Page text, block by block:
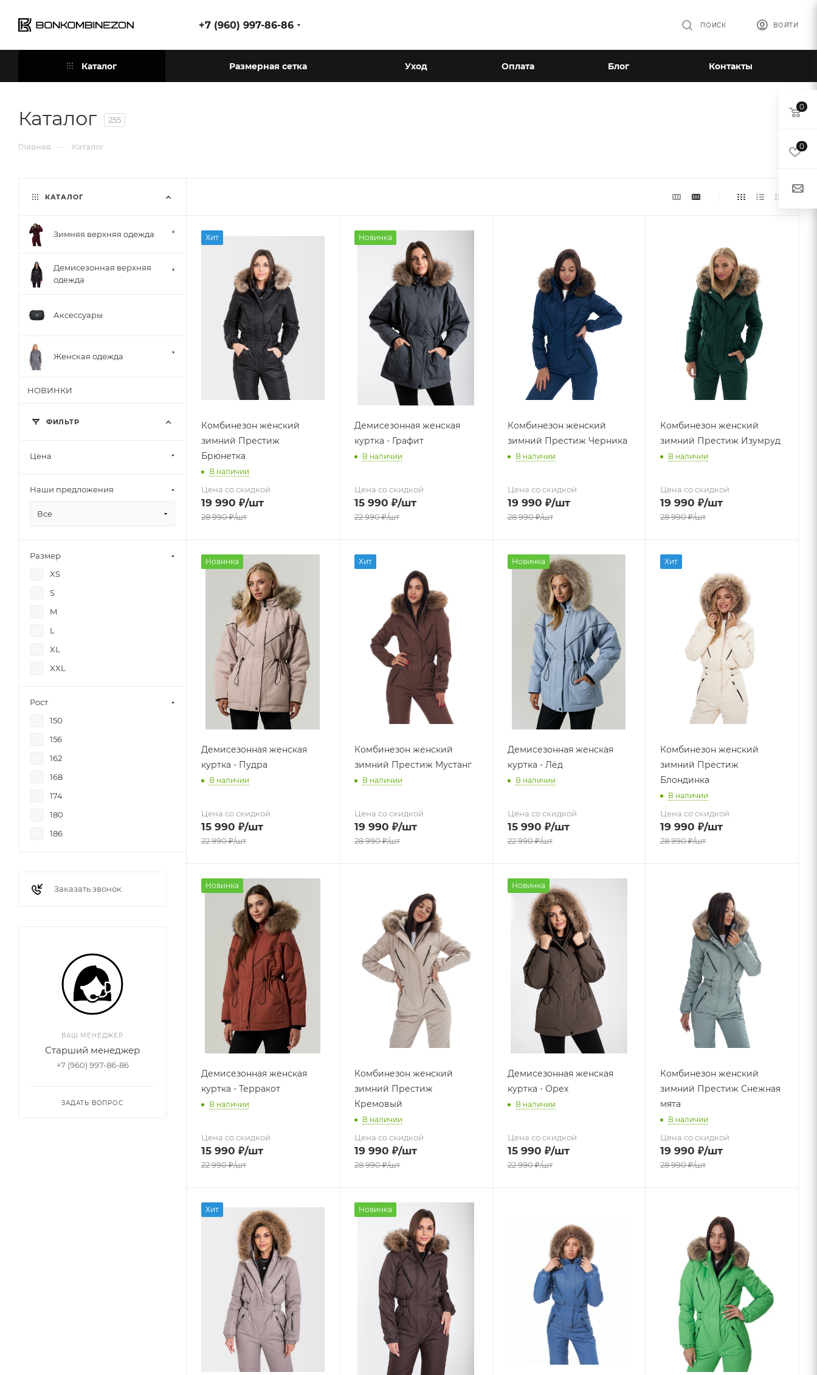
+7 (960) 997-86-86 ВОЙТИ
ПОИСК
Каталог Размерная сетка Уход Оплата Блог Контакты
Каталог 255
Главная — Каталог
Хит
Комбинезон женский
зимний Престиж
Брюнетка
В наличии
Цена со скидкой
19 990 ₽/шт
28 990₽/шт
Новинка
Демисезонная женская
куртка - Графит
В наличии
Цена со скидкой
15 990 ₽/шт
22 990₽/шт
Комбинезон женский
зимний Престиж Черника
В наличии
Цена со скидкой
19 990 ₽/шт
28 990₽/шт
Комбинезон женский
зимний Престиж Изумруд
В наличии
Цена со скидкой
19 990 ₽/шт
28 990₽/шт
Новинка
Демисезонная женская
куртка - Пудра
В наличии
Цена со скидкой
15 990 ₽/шт
22 990₽/шт
Хит
Комбинезон женский
зимний Престиж Мустанг
В наличии
Цена со скидкой
19 990 ₽/шт
28 990₽/шт
Новинка
Демисезонная женская
куртка - Лёд
В наличии
Цена со скидкой
15 990 ₽/шт
22 990₽/шт
Хит
Комбинезон женский
зимний Престиж
Блондинка
В наличии
Цена со скидкой
19 990 ₽/шт
28 990₽/шт
Новинка
Демисезонная женская
куртка - Терракот
В наличии
Цена со скидкой
15 990 ₽/шт
22 990₽/шт
Комбинезон женский
зимний Престиж
Кремовый
В наличии
Цена со скидкой
19 990 ₽/шт
28 990₽/шт
Новинка
Демисезонная женская
куртка - Орех
В наличии
Цена со скидкой
15 990 ₽/шт
22 990₽/шт
Комбинезон женский
зимний Престиж Снежная
мята
В наличии
Цена со скидкой
19 990 ₽/шт
28 990₽/шт
Хит Новинка
КАТАЛОГ
Зимняя верхняя одежда
Демисезонная верхняя
одежда
Аксессуары
Женская одежда
НОВИНКИ
ФИЛЬТР
Цена
Наши предложения
Все
Размер
XS
S
M
L
XL
XXL
Рост
150
156
162
168
174
180
186
Заказать звонок
ВАШ МЕНЕДЖЕР
Старший менеджер
+7 (960) 997-86-86
ЗАДАТЬ ВОПРОС
0
0